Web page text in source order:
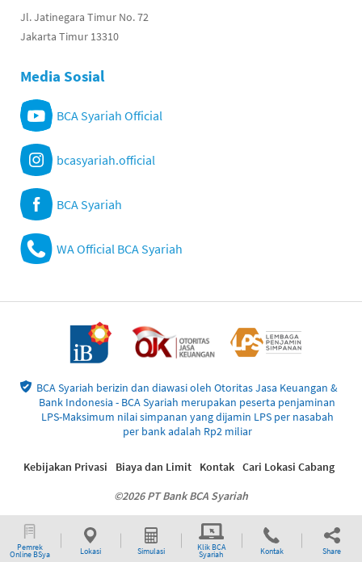
Pemrek
Online BSya Lokasi Simulasi Klik BCA
Syariah Kontak Share
Jl. Jatinegara Timur No. 72
Jakarta Timur 13310
Media Sosial
BCA Syariah Official
bcasyariah.official
BCA Syariah
WA Official BCA Syariah
BCA Syariah berizin dan diawasi oleh Otoritas Jasa Keuangan &
Bank Indonesia - BCA Syariah merupakan peserta penjaminan
LPS-Maksimum nilai simpanan yang dijamin LPS per nasabah
per bank adalah Rp2 miliar
©2026 PT Bank BCA Syariah
Kebijakan Privasi Biaya dan Limit Kontak Cari Lokasi Cabang